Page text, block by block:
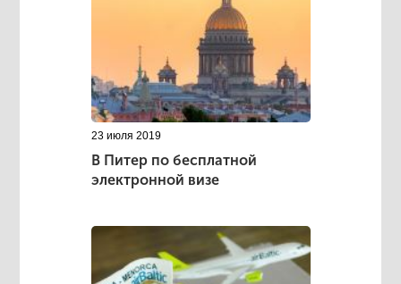
23 июля 2019
В Питер по бесплатной
электронной визе